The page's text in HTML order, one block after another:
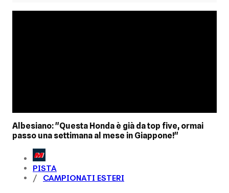
Albesiano: "Questa Honda è già da top five, ormai
passo una settimana al mese in Giappone!"
PISTA
CAMPIONATI ESTERI